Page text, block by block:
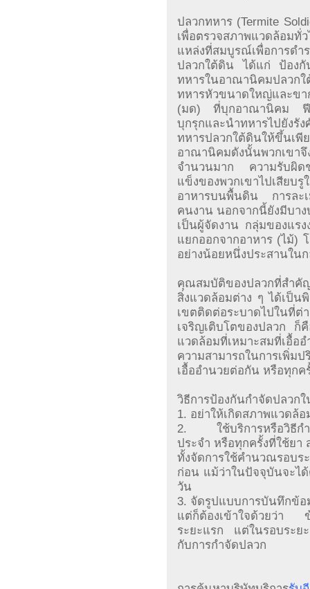
ปลวกทหาร (Termite
เพื่อตรวจสภาพแวดล้อมทั่
แหล่งที่สมบูรณ์เพื่อการ
ปลวกใต้ดิน ได้แก่ ป้องกั
ทหารในอาณานิคมปลวก
ทหารหัวขนาดใหญ่และขา
(มด) ที่บุกอาณานิคม ฟีโ
บุกรุกและนำทหารไปยัง
ทหารปลวกใต้ดินให้ขึ้นเพี
อาณานิคมดังนั้นพวกเขาจึ
จำนวนมาก ความรับผิด
แข็งของพวกเขาไปเสียบ
อาหารบนพื้นดิน การละเ
คนงาน นอกจากนี้ยังมีบา
เป็นผู้จัดงาน กลุ่มของแร
แยกออกจากอาหาร (ไม้)
อย่างน้อยหนึ่งประสานใน
คุณสมบัติของปลวกที่สำคั
สิ่งแวดล้อมต่าง ๆ ได้เป็น
เขตติดต่อระบาดไปในที่ต่
เจริญเติบโตของปลวก
แวดล้อมที่เหมาะสมที่เอื้อ
ความสามารถในการเพิ่ม
เอื้ออำนวยต่อกัน หรือทุก
วิธีการป้องกันกำจัดปลวก
1. อย่าให้เกิดสภาพแวดล้
2. ใช้บริการหรือวิธีกำจั
ประจำ หรือทุกครั้งที่ใช้ยา
ทั้งจัดการใช้คำนวณรอบระ
ก่อน แม้ว่าในปัจจุบันจะไ
วัน
3. จัดรูปแบบการบันทึกข้
แต่ก็ต้องเข้าใจด้วยว่า ข้
ระยะแรก แต่ในรอบระย
กับการกำจัดปลวก